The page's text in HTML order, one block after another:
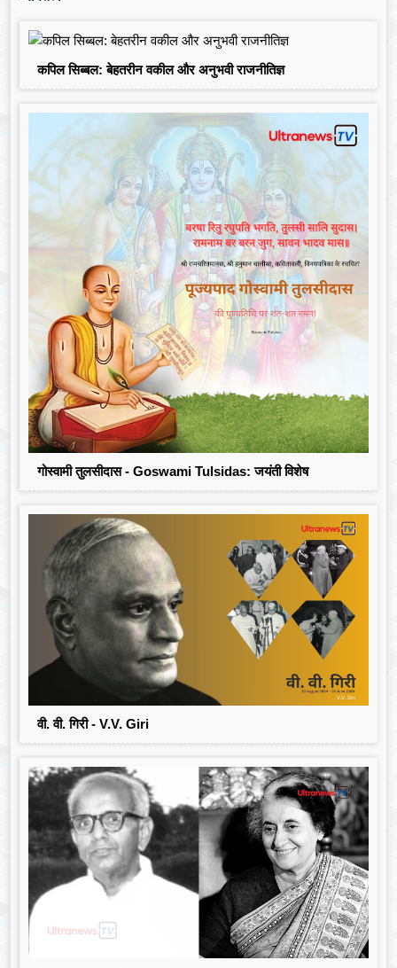
कपिल सिब्बल: बेहतरीन वकील और अनुभवी राजनीतिज्ञ
गोस्वामी तुलसीदास - Goswami Tulsidas: जयंती विशेष
वी. वी. गिरी - V.V. Giri